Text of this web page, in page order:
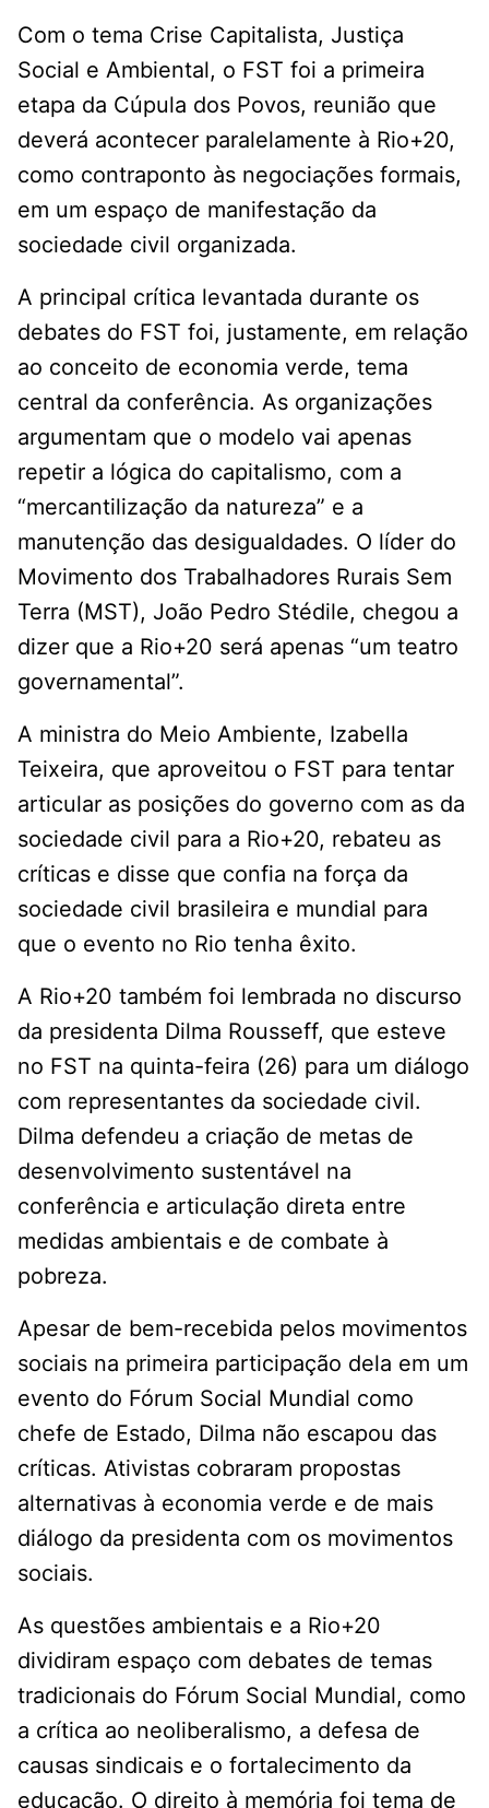
Com o tema Crise Capitalista, Justiça
Social e Ambiental, o FST foi a primeira
etapa da Cúpula dos Povos, reunião que
deverá acontecer paralelamente à Rio+20,
como contraponto às negociações formais,
em um espaço de manifestação da
sociedade civil organizada.
A principal crítica levantada durante os
debates do FST foi, justamente, em relação
ao conceito de economia verde, tema
central da conferência. As organizações
argumentam que o modelo vai apenas
repetir a lógica do capitalismo, com a
“mercantilização da natureza” e a
manutenção das desigualdades. O líder do
Movimento dos Trabalhadores Rurais Sem
Terra (MST), João Pedro Stédile, chegou a
dizer que a Rio+20 será apenas “um teatro
governamental”.
A ministra do Meio Ambiente, Izabella
Teixeira, que aproveitou o FST para tentar
articular as posições do governo com as da
sociedade civil para a Rio+20, rebateu as
críticas e disse que confia na força da
sociedade civil brasileira e mundial para
que o evento no Rio tenha êxito.
A Rio+20 também foi lembrada no discurso
da presidenta Dilma Rousseff, que esteve
no FST na quinta-feira (26) para um diálogo
com representantes da sociedade civil.
Dilma defendeu a criação de metas de
desenvolvimento sustentável na
conferência e articulação direta entre
medidas ambientais e de combate à
pobreza.
Apesar de bem-recebida pelos movimentos
sociais na primeira participação dela em um
evento do Fórum Social Mundial como
chefe de Estado, Dilma não escapou das
críticas. Ativistas cobraram propostas
alternativas à economia verde e de mais
diálogo da presidenta com os movimentos
sociais.
As questões ambientais e a Rio+20
dividiram espaço com debates de temas
tradicionais do Fórum Social Mundial, como
a crítica ao neoliberalismo, a defesa de
causas sindicais e o fortalecimento da
educação. O direito à memória foi tema de